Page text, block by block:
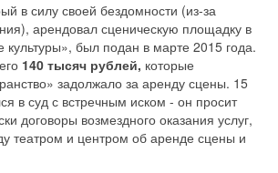
в силу своей бездомности (из-за
арендовал сценическую площадку в
культуры», был подан в марте 2015 года.
140 тысяч рублей, которые
задолжало за аренду сцены. 15
в суд с встречным иском - он просит
договоры возмездного оказания услуг,
театром и центром об аренде сцены и